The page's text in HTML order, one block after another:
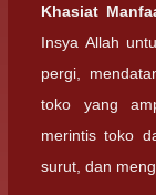
Khasiat
Insya Allah
pergi,
toko yang
merintis toko
surut, dan